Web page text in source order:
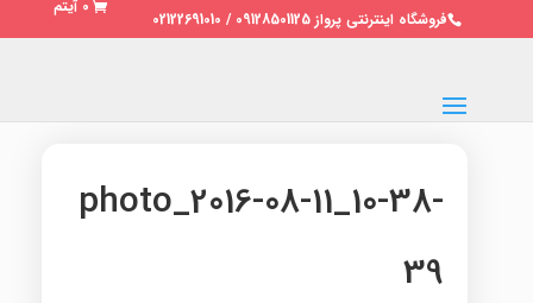
فروشگاه اینترنتی پرواز 09128501125 / 02122691010
0 آیتم
photo_2016-08-11_10-38-
39